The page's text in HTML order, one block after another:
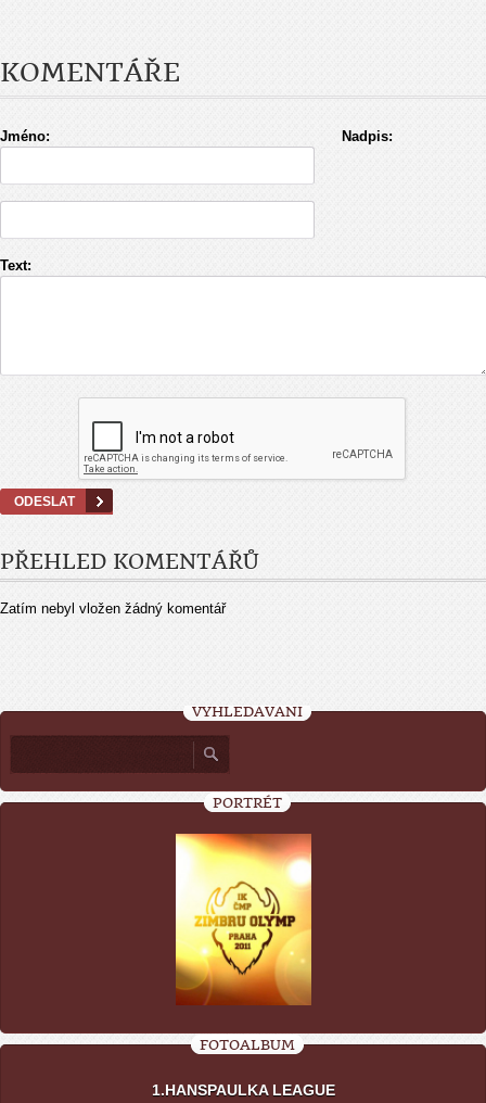
KOMENTÁŘE
Jméno: Nadpis:
Text:
PŘEHLED KOMENTÁŘŮ
Zatím nebyl vložen žádný komentář
VYHLEDÁVÁNÍ
PORTRÉT
FOTOALBUM
1.HANSPAULKA LEAGUE